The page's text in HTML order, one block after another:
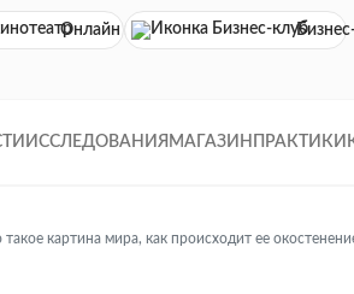
Онлайн кинотеатр
ИССЛЕДОВАНИЯ МАГАЗИН ПРАКТИКИ
такое картина мира, как происходит ее